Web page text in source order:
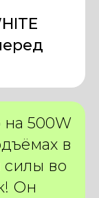
500W
в
силы во
Он